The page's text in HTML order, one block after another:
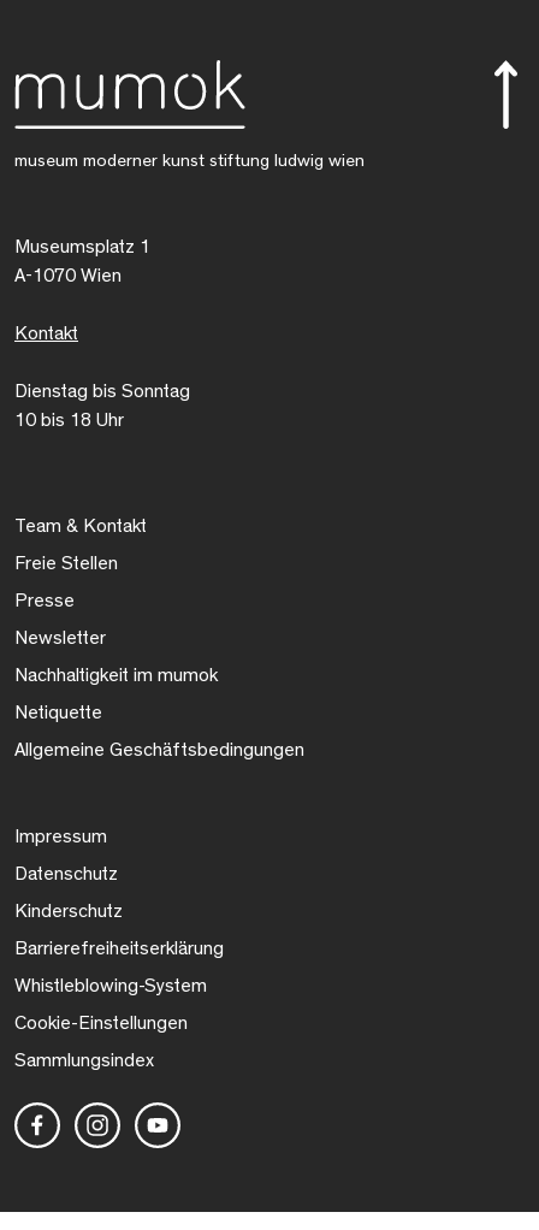
museum moderner kunst stiftung ludwig wien
Museumsplatz 1
A-1070 Wien
Kontakt
Dienstag bis Sonntag
10 bis 18 Uhr
Team & Kontakt
Freie Stellen
Presse
Newsletter
Nachhaltigkeit im mumok
Netiquette
Allgemeine Geschäftsbedingungen
Impressum
Datenschutz
Kinderschutz
Barrierefreiheitserklärung
Whistleblowing-System
Cookie-Einstellungen
Sammlungsindex